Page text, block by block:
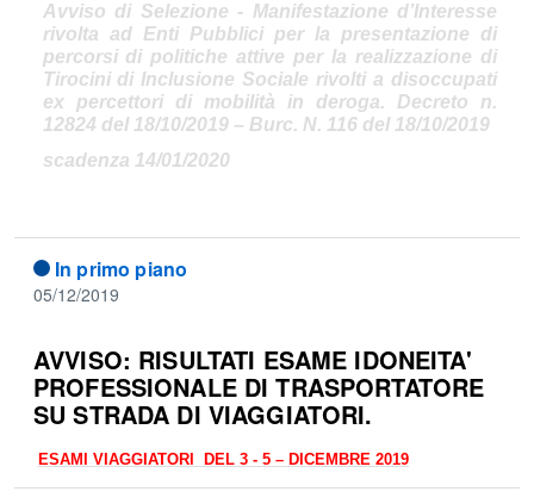
Avviso di Selezione - Manifestazione d’Interesse
rivolta ad Enti Pubblici per la presentazione di
percorsi di politiche attive per la realizzazione di
Tirocini di Inclusione Sociale rivolti a disoccupati
ex percettori di mobilità in deroga. Decreto n.
12824 del 18/10/2019 – Burc. N. 116 del 18/10/2019
scadenza 14/01/2020
In primo piano
05/12/2019
AVVISO: RISULTATI ESAME IDONEITA'
PROFESSIONALE DI TRASPORTATORE
SU STRADA DI VIAGGIATORI.
ESAMI VIAGGIATORI DEL 3 - 5 – DICEMBRE 2019